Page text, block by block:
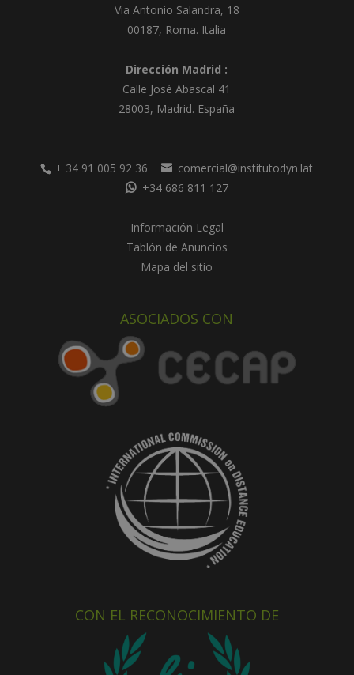
Via Antonio Salandra, 18
00187, Roma. Italia
Dirección Madrid :
Calle José Abascal 41
28003, Madrid. España
+ 34 91 005 92 36
comercial@institutodyn.lat
+34 686 811 127
Información Legal
Tablón de Anuncios
Mapa del sitio
ASOCIADOS CON
CON EL RECONOCIMIENTO DE